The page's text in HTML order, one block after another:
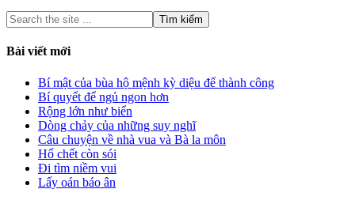
Bài viết mới
Bí mật của bùa hộ mệnh kỳ diệu để thành công
Bí quyết để ngủ ngon hơn
Rộng lớn như biển
Dòng chảy của những suy nghĩ
Câu chuyện về nhà vua và Bà la môn
Hổ chết còn sói
Đi tìm niềm vui
Lấy oán báo ân